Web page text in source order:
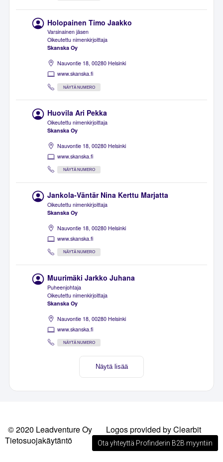
Holopainen Timo Jaakko
Varsinainen jäsen
Oikeutettu nimenkirjoittaja
Skanska Oy
Nauvontie 18, 00280 Helsinki
www.skanska.fi
NÄYTÄ NUMERO
Huovila Ari Pekka
Oikeutettu nimenkirjoittaja
Skanska Oy
Nauvontie 18, 00280 Helsinki
www.skanska.fi
NÄYTÄ NUMERO
Jankola-Väntär Nina Kerttu Marjatta
Oikeutettu nimenkirjoittaja
Skanska Oy
Nauvontie 18, 00280 Helsinki
www.skanska.fi
NÄYTÄ NUMERO
Muurimäki Jarkko Juhana
Puheenjohtaja
Oikeutettu nimenkirjoittaja
Skanska Oy
Nauvontie 18, 00280 Helsinki
www.skanska.fi
NÄYTÄ NUMERO
Näytä lisää
© 2020 Leadventure Oy
Logos provided by Clearbit
Tietosuojakäytäntö
Ota yhteyttä Profinderin B2B myyntiin